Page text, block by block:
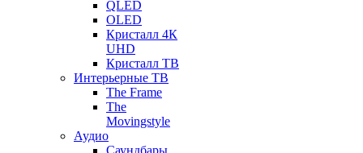
QLED
OLED
Кристалл 4К
UHD
Кристалл ТВ
Интерьерные ТВ
The Frame
The
Movingstyle
Аудио
Саундбары